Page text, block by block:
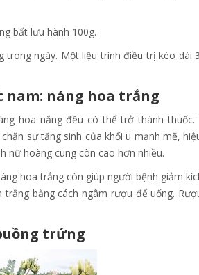
bất lưu hành 100g.
ngày. Một liệu trình điều trị kéo dài
nam: náng hoa trắng
hoa nắng đều có thể trở thành thuốc.
sự tăng sinh của khối u mạnh mẽ,
nữ hoàng cung còn cao hơn nhiều.
hoa trắng còn giúp người bệnh giảm
bằng cách ngâm rượu để uống.
trứng